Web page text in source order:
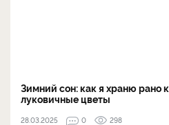
Зимний сон: как я храню рано
луковичные цветы
28.03.2025 0 298